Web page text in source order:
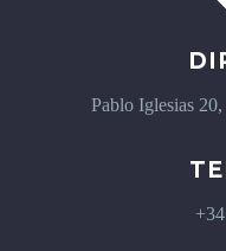
Pablo Iglesias